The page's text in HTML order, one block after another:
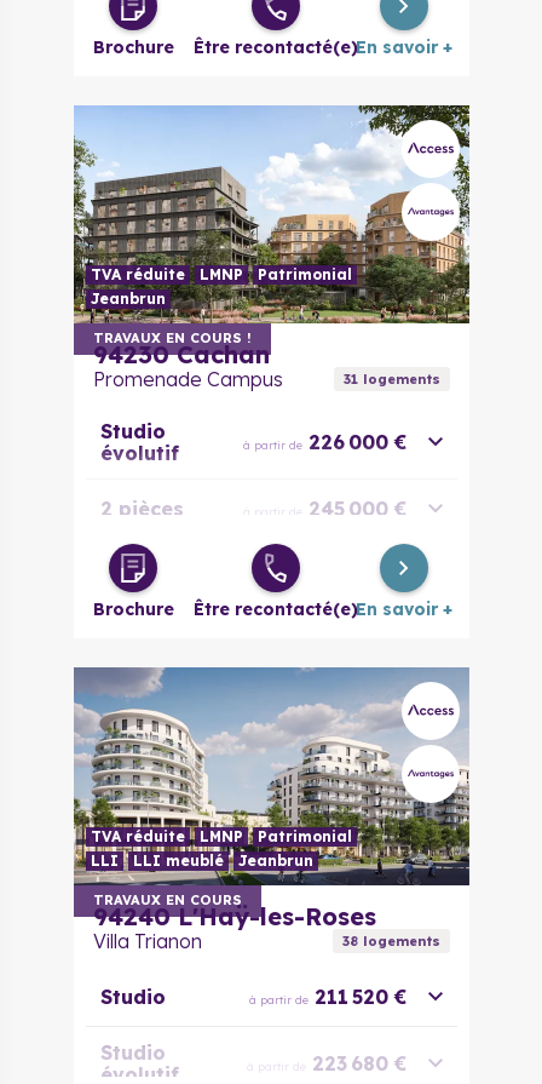
Brochure Être recontacté(e)En savoir +
TRAVAUX EN COURS !
TVA réduite LMNP
Patrimonial
Jeanbrun
94230 Cachan
Promenade Campus 31logements
Studio
évolutif
à partir de 226 000 €
2 pièces à partir de 245 000 €
3 pièces à partir de 326 000 €
5 pièces 515 000 €
Brochure Être recontacté(e)En savoir +
TRAVAUX EN COURS
TVA réduite LMNP
Patrimonial
LLI
LLI meublé Jeanbrun
94240 L'Haÿ-les-Roses
Villa Trianon 38logements
Studio à partir de 211 520 €
Studio
évolutif
à partir de 223 680 €